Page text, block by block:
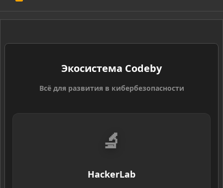
S
Экосистема Codeby
Всё для развития в кибербезопасности
🔬
HackerLab